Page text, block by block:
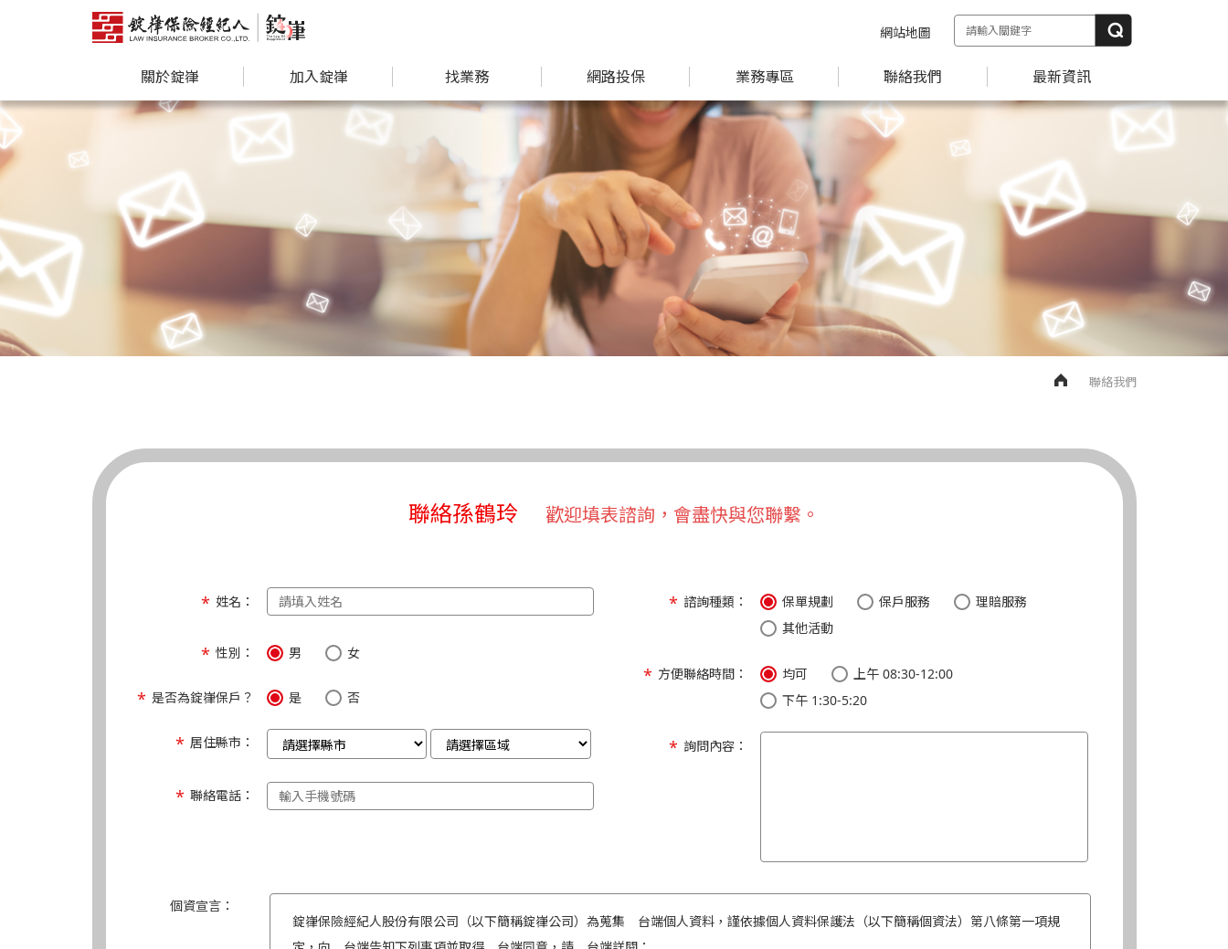
網站地圖
關於錠嵂 加入錠嵂 找業務 網路投保 業務專區 聯絡我們 最新資訊
聯絡我們
聯絡孫鶴玲 歡迎填表諮詢，會盡快與您聯繫。
姓名：
性別： 男 女
是否為錠嵂保戶？ 是 否
居住縣市：
聯絡電話：
諮詢種類： 保單規劃 保戶服務
理賠服務
其他活動
方便聯絡時間： 均可
上午 08:30-12:00
下午 1:30-5:20
詢問內容：
個資宣言：
錠嵂保險經紀人股份有限公司（以下簡稱錠嵂公司）為蒐集 台端個人資料，謹依據個人資料保護法（以下簡稱個資法）第八條第一項規